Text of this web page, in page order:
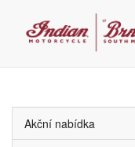
Akční nabídka